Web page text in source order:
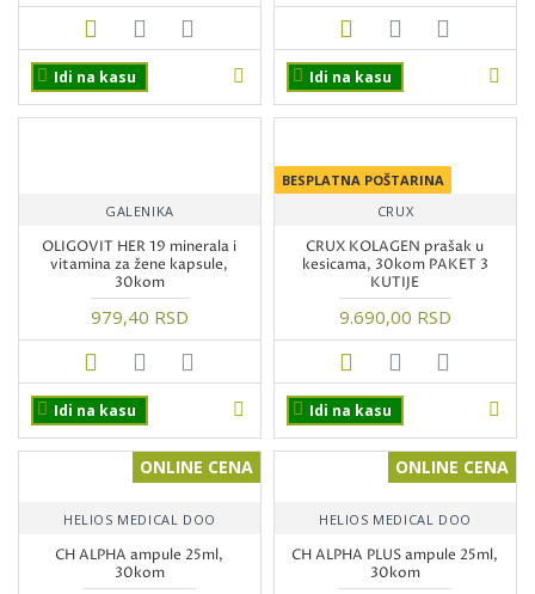
Idi na kasu Idi na kasu
GALENIKA
OLIGOVIT HER 19 minerala i
vitamina za žene kapsule,
30kom
979,40 RSD
Idi na kasu
BESPLATNA POŠTARINA
CRUX
CRUX KOLAGEN prašak u
kesicama, 30kom PAKET 3
KUTIJE
9.690,00 RSD
Idi na kasu
ONLINE CENA
HELIOS MEDICAL DOO
CH ALPHA ampule 25ml,
30kom
ONLINE CENA
HELIOS MEDICAL DOO
CH ALPHA PLUS ampule 25ml,
30kom